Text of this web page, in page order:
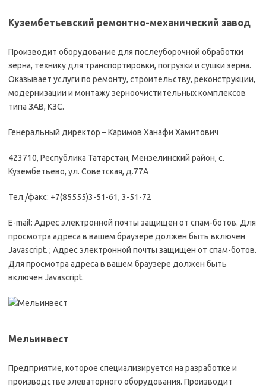
Кузембетьевский ремонтно-механический завод
Производит оборудование для послеуборочной обработки
зерна, технику для транспортировки, погрузки и сушки зерна.
Оказывает услуги по ремонту, строительству, реконструкции,
модернизации и монтажу зерноочистительных комплексов
типа ЗАВ, КЗС.
Генеральный директор – Каримов Ханафи Хамитович
423710, Республика Татарстан, Мензелинский район, с.
Кузембетьево, ул. Советская, д.77А
Тел./факс: +7(85555)3-51-61, 3-51-72
E-mail: Адрес электронной почты защищен от спам-ботов. Для
просмотра адреса в вашем браузере должен быть включен
Javascript. ; Адрес электронной почты защищен от спам-ботов.
Для просмотра адреса в вашем браузере должен быть
включен Javascript.
Мельинвест
Предприятие, которое специализируется на разработке и
производстве элеваторного оборудования. Производит